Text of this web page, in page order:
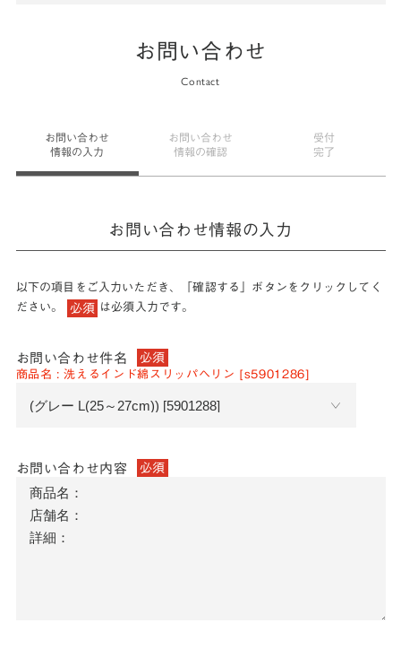
お問い合わせ
Contact
お問い合わせ
情報の入力
お問い合わせ
情報の確認
受付
完了
お問い合わせ情報の入力
以下の項目をご入力いただき、「確認する」ボタンをクリックしてく
ださい。
必須 は必須入力です。
お問い合わせ件名 必須
商品名 : 洗えるインド綿スリッパヘリン [s5901286]
お問い合わせ内容 必須